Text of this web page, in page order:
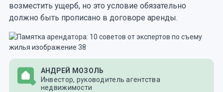
возместить ущерб, но это условие обязательно
должно быть прописано в договоре аренды.
АНДРЕЙ МОЗОЛЬ
Инвестор, руководитель агентства
недвижимости